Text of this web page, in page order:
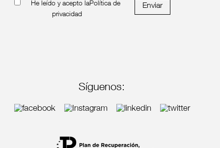
He leído y acepto laPolítica de
privacidad
Enviar
Síguenos: